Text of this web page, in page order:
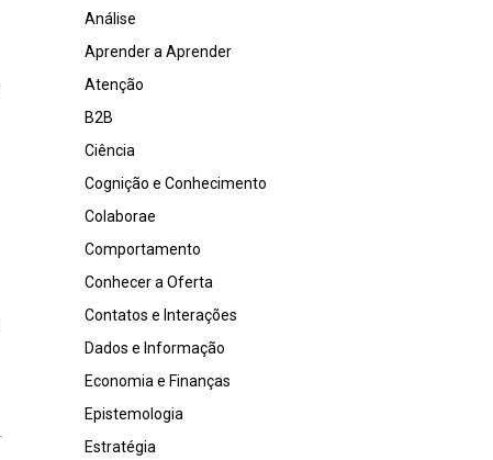
Análise
Aprender a Aprender
Atenção
B2B
Ciência
Cognição e Conhecimento
Colaborae
Comportamento
Conhecer a Oferta
Contatos e Interações
Dados e Informação
Economia e Finanças
Epistemologia
Estratégia